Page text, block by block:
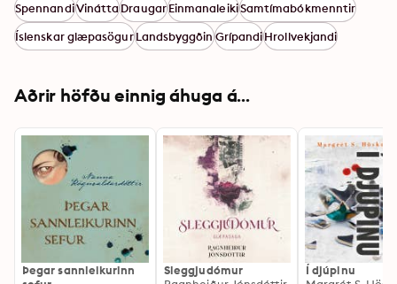
SpennandiVináttaDraugarEinmanaleikiSamtímabókmenntir
Íslenskar glæpasögurLandsbyggðinGrípandiHrollvekjandi
Aðrir höfðu einnig áhuga á...
Þegar sannleikurinn
Sleggjudómur
Í djúpinu